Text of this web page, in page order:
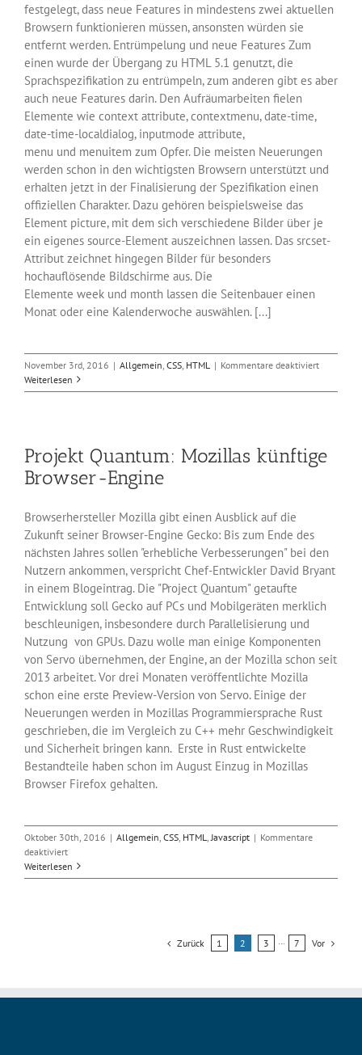
festgelegt, dass neue Features in mindestens zwei aktuellen
Browsern funktionieren müssen, ansonsten würden sie
entfernt werden. Entrümpelung und neue Features Zum
einen wurde der Übergang zu HTML 5.1 genutzt, die
Sprachspezifikation zu entrümpeln, zum anderen gibt es aber
auch neue Features darin. Den Aufräumarbeiten fielen
Elemente wie context attribute, contextmenu, date-time,
date-time-localdialog, inputmode attribute,
menu und menuitem zum Opfer. Die meisten Neuerungen
werden schon in den wichtigsten Browsern unterstützt und
erhalten jetzt in der Finalisierung der Spezifikation einen
offiziellen Charakter. Dazu gehören beispielsweise das
Element picture, mit dem sich verschiedene Bilder über je
ein eigenes source-Element auszeichnen lassen. Das srcset-
Attribut zeichnet hingegen Bilder für besonders
hochauflösende Bildschirme aus. Die
Elemente week und month lassen die Seitenbauer einen
Monat oder eine Kalenderwoche auswählen. [...]
November 3rd, 2016 | Allgemein CSS HTML | Kommentare deaktiviertfür
5.1
Weiterlesen
Projekt Quantum: Mozillas künftige
Browser-Engine
Browserhersteller Mozilla gibt einen Ausblick auf die
Zukunft seiner Browser-Engine Gecko: Bis zum Ende des
nächsten Jahres sollen "erhebliche Verbesserungen" bei den
Nutzern ankommen, verspricht Chef-Entwickler David Bryant
in einem Blogeintrag. Die "Project Quantum" getaufte
Entwicklung soll Gecko auf PCs und Mobilgeräten merklich
beschleunigen, insbesondere durch Parallelisierung und
Nutzung von GPUs. Dazu wolle man einige Komponenten
von Servo übernehmen, der Engine, an der Mozilla schon seit
2013 arbeitet. Vor drei Monaten veröffentlichte Mozilla
schon eine erste Preview-Version von Servo. Einige der
Neuerungen werden in Mozillas Programmiersprache Rust
geschrieben, die im Vergleich zu C++ mehr Geschwindigkeit
und Sicherheit bringen kann. Erste in Rust entwickelte
Bestandteile haben schon im August Einzug in Mozillas
Browser Firefox gehalten.
Oktober 30th, 2016 | Allgemein CSS HTML Javascript | Kommentare
deaktiviertfür
Projekt
Quantum:
Weiterlesen
Zurück 1 2 3 ··· 7 Vor